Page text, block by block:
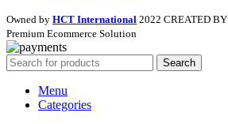
Owned by HCT International 2022 CREATED BY
Premium Ecommerce Solution
Search
Menu
Categories